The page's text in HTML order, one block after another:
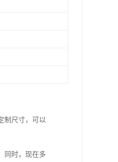
制尺寸，可以
同时，现在多